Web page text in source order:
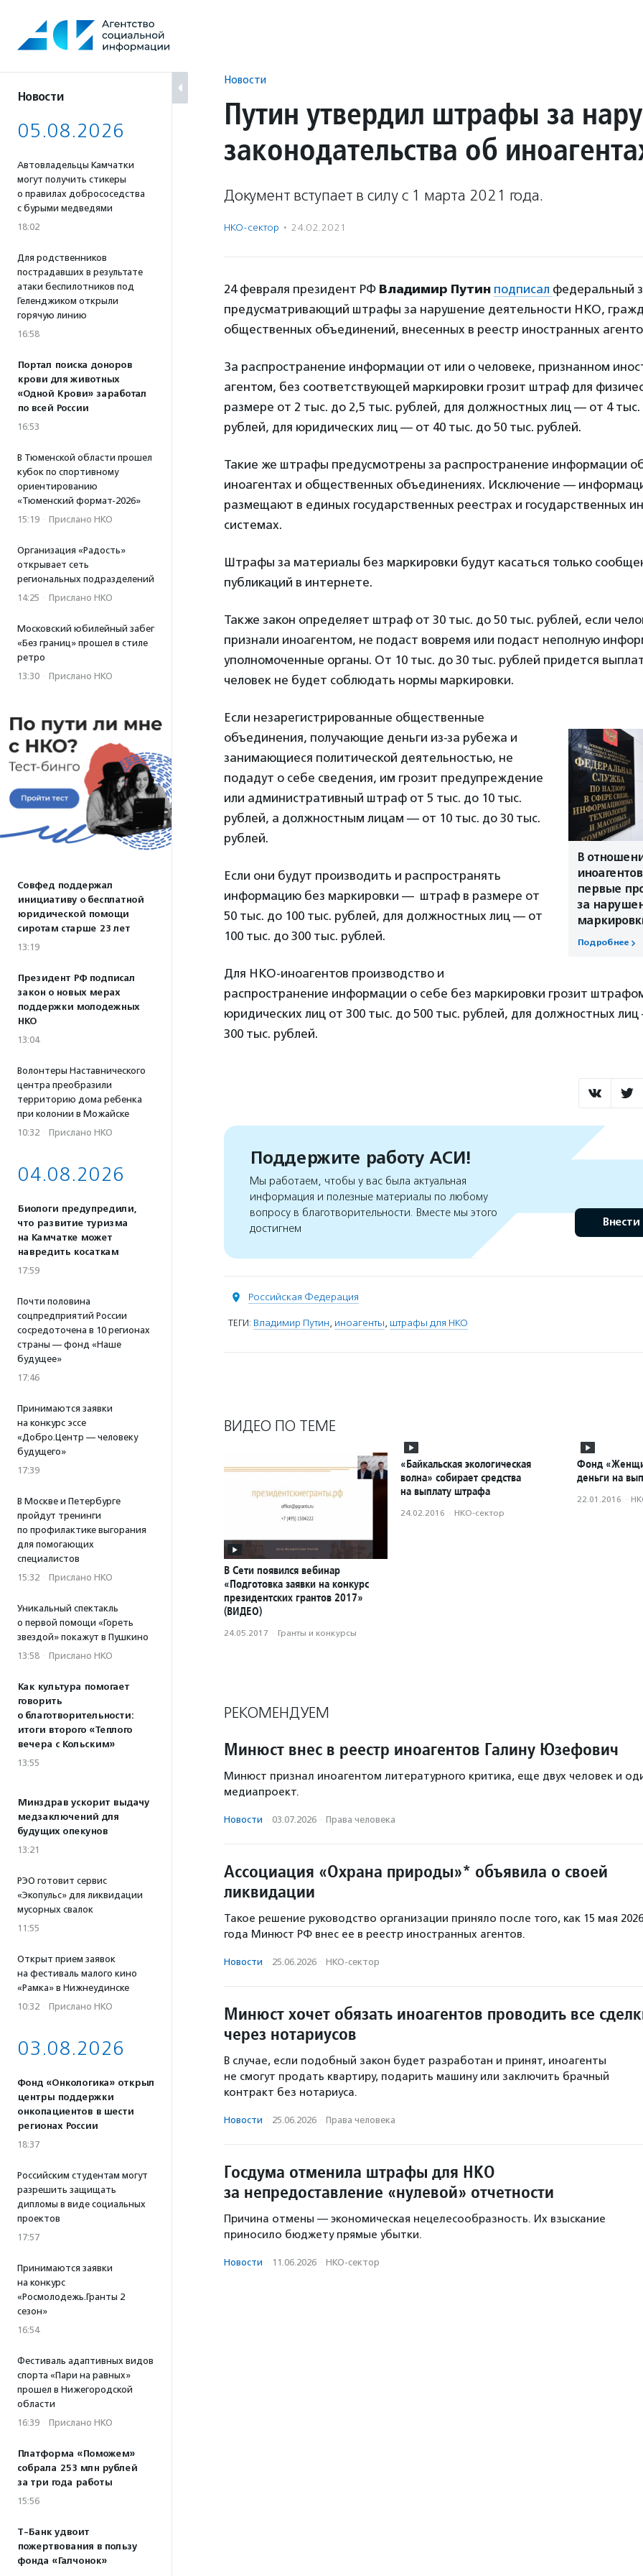
содержанию
Новости
05.08.2026
Автовладельцы Камчатки
могут получить стикеры
о правилах добрососедства
с бурыми медведями
18:02
Для родственников
пострадавших в результате
атаки беспилотников под
Геленджиком открыли
горячую линию
16:58
Портал поиска доноров
крови для животных
«Одной Крови» заработал
по всей России
16:53
В Тюменской области прошел
кубок по спортивному
ориентированию
«Тюменский формат-2026»
15:19 · Прислано НКО
Организация «Радость»
открывает сеть
региональных подразделений
14:25 · Прислано НКО
Московский юбилейный забег
«Без границ» прошел в стиле
ретро
13:30 · Прислано НКО
Совфед поддержал
инициативу о бесплатной
юридической помощи
сиротам старше 23 лет
13:19
Президент РФ подписал
закон о новых мерах
поддержки молодежных
НКО
13:04
Волонтеры Наставнического
центра преобразили
территорию дома ребенка
при колонии в Можайске
10:32 · Прислано НКО
04.08.2026
Биологи предупредили,
что развитие туризма
на Камчатке может
навредить косаткам
17:59
Почти половина
соцпредприятий России
сосредоточена в 10 регионах
страны — фонд «Наше
будущее»
17:46
Принимаются заявки
на конкурс эссе
«Добро.Центр — человеку
будущего»
17:39
В Москве и Петербурге
пройдут тренинги
по профилактике выгорания
для помогающих
специалистов
15:32 · Прислано НКО
Уникальный спектакль
о первой помощи «Гореть
звездой» покажут в Пушкино
13:58 · Прислано НКО
Как культура помогает
говорить
о благотворительности:
итоги второго «Теплого
вечера с Кольским»
13:55
Минздрав ускорит выдачу
медзаключений для
будущих опекунов
13:21
РЭО готовит сервис
«Экопульс» для ликвидации
мусорных свалок
11:55
Открыт прием заявок
на фестиваль малого кино
«Рамка» в Нижнеудинске
10:32 · Прислано НКО
03.08.2026
Фонд «Онкологика» открыл
центры поддержки
онкопациентов в шести
регионах России
18:37
Российским студентам могут
разрешить защищать
дипломы в виде социальных
проектов
17:57
Принимаются заявки
на конкурс
«Росмолодежь.Гранты 2
сезон»
16:54
Фестиваль адаптивных видов
спорта «Пари на равных»
прошел в Нижегородской
области
16:39 · Прислано НКО
Платформа «Поможем»
собрала 253 млн рублей
за три года работы
15:56
Т-Банк удвоит
пожертвования в пользу
фонда «Галчонок»
Новости
Путин утвердил штрафы за
законодательства об
Документ вступает в силу с 1 марта 2021 года.
НКО-сектор · 24.02.2021
24 февраля президент РФ Владимир Путин подписал федеральный
предусматривающий штрафы за нарушение деятельности НКО,
общественных объединений, внесенных в реестр иностранных
За распространение информации от или о человеке, признанном
агентом, без соответствующей маркировки грозит штраф для
размере от 2 тыс. до 2,5 тыс. рублей, для должностных лиц — от 4 тыс.
рублей, для юридических лиц — от 40 тыс. до 50 тыс. рублей.
Такие же штрафы предусмотрены за распространение информации
иноагентах и общественных объединениях. Исключение —
размещают в единых государственных реестрах и государственных
системах.
Штрафы за материалы без маркировки будут касаться только
публикаций в интернете.
Также закон определяет штраф от 30 тыс. до 50 тыс. рублей, если
признали иноагентом, не подаст вовремя или подаст неполную
уполномоченные органы. От 10 тыс. до 30 тыс. рублей придется
человек не будет соблюдать нормы маркировки.
В
первые
за
Подробнее
Если незарегистрированные общественные
объединения, получающие деньги из-за рубежа и
занимающиеся политической деятельностью, не
подадут о себе сведения, им грозит предупреждение
или административный штраф от 5 тыс. до 10 тыс.
рублей, а должностным лицам — от 10 тыс. до 30 тыс.
рублей.
Если они будут производить и распространять
информацию без маркировки — штраф в размере от
50 тыс. до 100 тыс. рублей, для должностных лиц — от
100 тыс. до 300 тыс. рублей.
Для НКО-иноагентов производство и
распространение информации о себе без маркировки грозит
юридических лиц от 300 тыс. до 500 тыс. рублей, для должностных
300 тыс. рублей.
Поддержите работу АСИ!
Мы работаем, чтобы у вас была актуальная
информация и полезные материалы по любому
вопросу в благотворительности. Вместе мы этого
достигнем
Внести
Российская Федерация
ТЕГИ: Владимир Путин, иноагенты, штрафы для НКО
ВИДЕО ПО ТЕМЕ
В Сети появился вебинар
«Подготовка заявки на конкурс
президентских грантов 2017»
(ВИДЕО)
24.05.2017 · Гранты и конкурсы
«Байкальская экологическая
волна» собирает средства
на выплату штрафа
24.02.2016 · НКО-сектор
Фонд
деньги на
22.01.2016 ·
РЕКОМЕНДУЕМ
Минюст внес в реестр иноагентов Галину Юзефович
Минюст признал иноагентом литературного критика, еще двух человек и
медиапроект.
Новости · 03.07.2026 · Права человека
Ассоциация «Охрана природы»* объявила о своей
ликвидации
Такое решение руководство организации приняло после того, как 15 мая 2026
года Минюст РФ внес ее в реестр иностранных агентов.
Новости · 25.06.2026 · НКО-сектор
Минюст хочет обязать иноагентов проводить все
через нотариусов
В случае, если подобный закон будет разработан и принят, иноагенты
не смогут продать квартиру, подарить машину или заключить брачный
контракт без нотариуса.
Новости · 25.06.2026 · Права человека
Госдума отменила штрафы для НКО
за непредоставление «нулевой» отчетности
Причина отмены — экономическая нецелесообразность. Их взыскание
приносило бюджету прямые убытки.
Новости · 11.06.2026 · НКО-сектор